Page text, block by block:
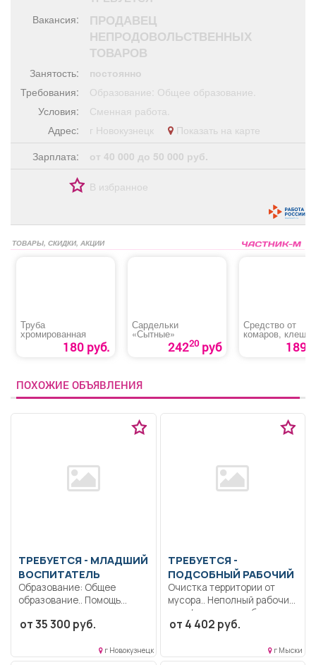
Товары Поздравления
ТВ программа
Вакансия:
ПРОДАВЕЦ
НЕПРОДОВОЛЬСТВЕННЫХ
ТОВАРОВ
Занятость:
постоянно
Требования:
Образование: Общее образование.
Условия:
Сменная работа.
Адрес:
г Новокузнецк
Показать на карте
Зарплата:
от 40 000 до 50 000 руб.
В избранное
ТОВАРЫ, СКИДКИ, АКЦИИ
Труба
хромированная
180 руб.
Сардельки
«Сытные»
24220руб
Средство от
комаров,
мошки, слепней,
блох «Picnic189
ПОХОЖИЕ ОБЪЯВЛЕНИЯ
ТРЕБУЕТСЯ - МЛАДШИЙ
ВОСПИТАТЕЛЬ
Образование: Общее
образование.. Помощь
приеме...
от 35 300 руб.
г Новокузнецк
ТРЕБУЕТСЯ -
ПОДСОБНЫЙ РАБОЧИЙ
Очистка территории от
мусора.. Неполный рабочий
день/неполная рабочая
неделя..
от 4 402 руб.
г Мыски